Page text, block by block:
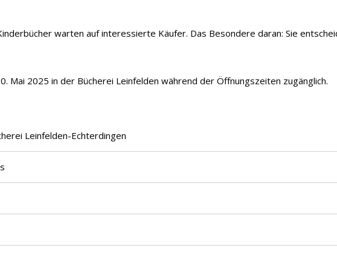
warten auf interessierte Käufer. Das Besondere daran: Sie
Mai 2025 in der Bücherei Leinfelden während der Öffnungszeiten zugänglich.
Leinfelden-Echterdingen